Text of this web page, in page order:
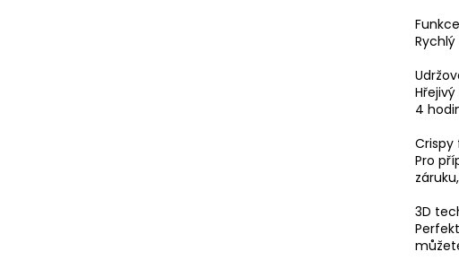
4
Crispy
Pro
3D